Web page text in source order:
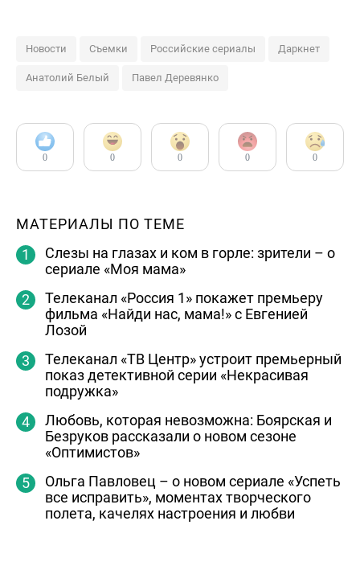
Новости Съемки Российские сериалы Даркнет
Анатолий Белый Павел Деревянко
0 0 0 0 0
МАТЕРИАЛЫ ПО ТЕМЕ
Слезы на глазах и ком в горле: зрители – о
сериале «Моя мама»
Телеканал «Россия 1» покажет премьеру
фильма «Найди нас, мама!» с Евгенией
Лозой
Телеканал «ТВ Центр» устроит премьерный
показ детективной серии «Некрасивая
подружка»
Любовь, которая невозможна: Боярская и
Безруков рассказали о новом сезоне
«Оптимистов»
Ольга Павловец – о новом сериале «Успеть
все исправить», моментах творческого
полета, качелях настроения и любви